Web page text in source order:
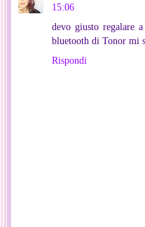
15:06
devo giusto regalare
bluetooth di Tonor mi
Rispondi